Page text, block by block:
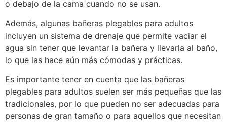
o debajo de la cama cuando no se usan.
Además, algunas bañeras plegables para adultos
incluyen un sistema de drenaje que permite vaciar el
agua sin tener que levantar la bañera y llevarla al baño,
lo que las hace aún más cómodas y prácticas.
Es importante tener en cuenta que las bañeras
plegables para adultos suelen ser más pequeñas que las
tradicionales, por lo que pueden no ser adecuadas para
personas de gran tamaño o para aquellos que necesitan